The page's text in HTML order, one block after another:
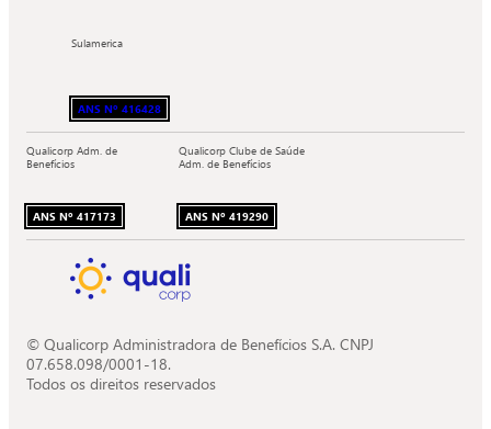
Sulamerica
ANS Nº 416428
Qualicorp Adm. de
Benefícios
ANS Nº 417173
Qualicorp Clube de Saúde
Adm. de Benefícios
ANS Nº 419290
© Qualicorp Administradora de Benefícios S.A. CNPJ
07.658.098/0001-18.
Todos os direitos reservados